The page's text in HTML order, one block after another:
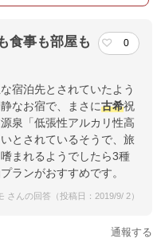
食事も部屋も
0
宿泊先とされていたよう
なお宿で、まさに古希祝
泉「低張性アルカリ性高
とされているそうで、旅
まれるようでしたら3種
ランがおすすめです。
さんの回答（投稿日：2019/9/ 2）
通報する